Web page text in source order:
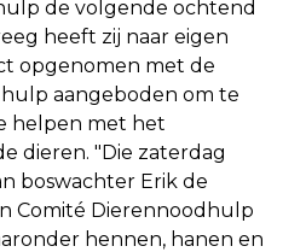
de volgende ochtend
heeft zij naar eigen
opgenomen met de
aangeboden om te
helpen met het
dieren. "Die zaterdag
boswachter Erik de
Comité Dierennoodhulp
hennen, hanen en